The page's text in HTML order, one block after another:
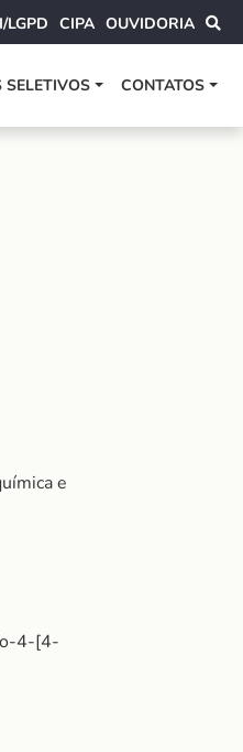
LGPD CIPA OUVIDORIA
SELETIVOS CONTATOS
e
4-[4-